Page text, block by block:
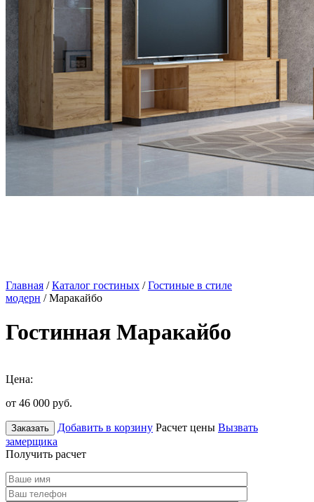
Главная /Каталог гостиных /Гостиные в стиле
модерн / Маракайбо
Гостинная Маракайбо
Цена:
от 46 000 руб.
Заказать Добавить в корзину Расчет цены Вызвать
замерщика
Получить расчет